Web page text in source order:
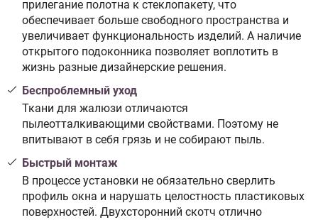
прилегание полотна к стеклопакету, что
обеспечивает больше свободного пространства и
увеличивает функциональность изделий. А наличие
открытого подоконника позволяет воплотить в
жизнь разные дизайнерские решения.
Беспроблемный уход
Ткани для жалюзи отличаются
пылеотталкивающими свойствами. Поэтому не
впитывают в себя грязь и не собирают пыль.
Быстрый монтаж
В процессе установки не обязательно сверлить
профиль окна и нарушать целостность пластиковых
поверхностей. Двухсторонний скотч отлично